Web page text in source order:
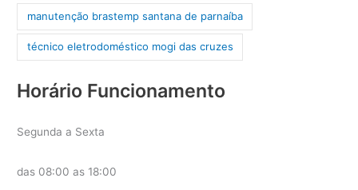
manutenção brastemp santana de parnaíba
técnico eletrodoméstico mogi das cruzes
Horário Funcionamento
Segunda a Sexta
das 08:00 as 18:00